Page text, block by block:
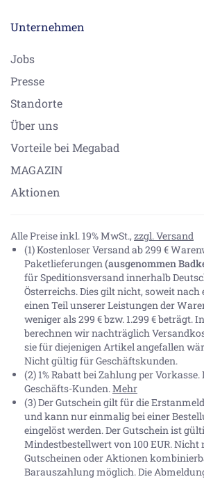
Unternehmen
Jobs
Presse
Standorte
Über uns
Vorteile bei Megabad
MAGAZIN
Aktionen
Alle Preise inkl. 19% MwSt., zzgl. Versand
(1) Kostenloser Versand ab 299 €
Paketlieferungen(ausgenommen
für Speditionsversand innerhalb
Österreichs. Dies gilt nicht, soweit
einen Teil unserer Leistungen der
weniger als 299 € bzw. 1.299 € beträgt.
berechnen wir nachträglich
sie für diejenigen Artikel angefallen
Nicht gültig für Geschäftskunden.
(2) 1% Rabatt bei Zahlung per
Geschäfts-Kunden.Mehr
(3) Der Gutschein gilt für die
und kann nur einmalig bei einer
eingelöst werden. Der Gutschein ist
Mindestbestellwert von 100 EUR. Nicht
Gutscheinen oder Aktionen
Barauszahlung möglich. Die